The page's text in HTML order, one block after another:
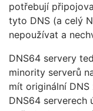
potřebují
tyto DNS (a celý
nepoužívat a
DNS64 servery
minority serverů
mít originální
DNS64 serverech